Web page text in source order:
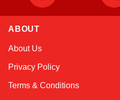
ABOUT
About Us
Privacy Policy
Terms & Conditions